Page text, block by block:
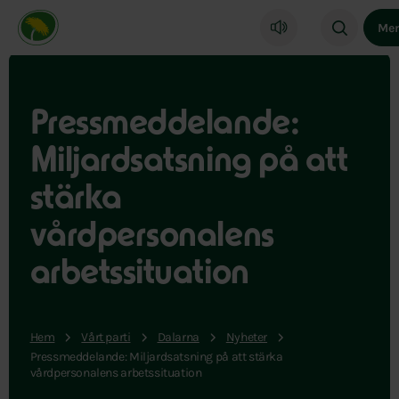
Miljöpartiet de gröna, startsida
Pressmeddelande:
Miljardsatsning på att
stärka
vårdpersonalens
arbetssituation
Hem Vårt parti Dalarna
Nyheter
Pressmeddelande: Miljardsatsning på att stärka
vårdpersonalens arbetssituation